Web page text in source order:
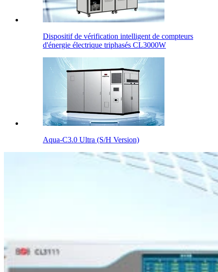
Dispositif de vérification intelligent de compteurs
d'énergie électrique triphasés CL3000W
Aqua-C3.0 Ultra (S/H Version)